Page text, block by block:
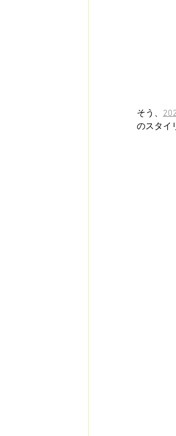
そう、
のスタイ